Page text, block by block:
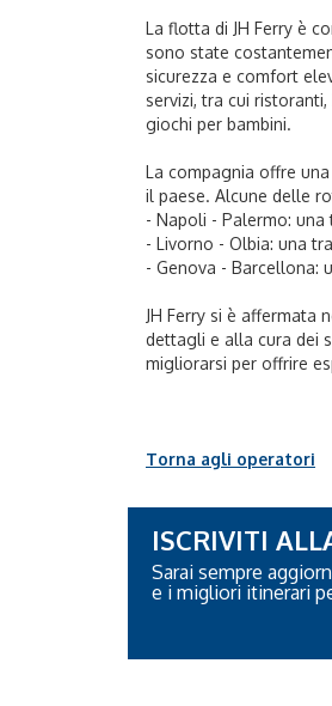
La flotta di JH Ferry è
sono state
sicurezza e comfort
servizi, tra cui
giochi per bambini.
La compagnia offre
il paese. Alcune delle
- Napoli - Palermo:
- Livorno - Olbia: una
- Genova - Barcellona:
JH Ferry si è affermata
dettagli e alla cura dei
migliorarsi per offrire
Torna agli operatori
ISCRIVITI
Sarai sempre
e i migliori itinerari